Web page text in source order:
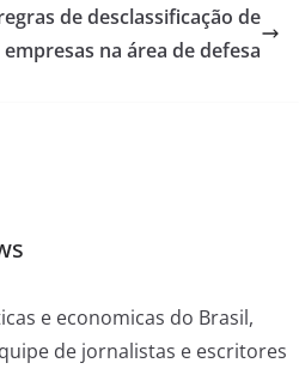
de desclassificação de
empresas na área de defesa
e economicas do Brasil,
de jornalistas e escritores